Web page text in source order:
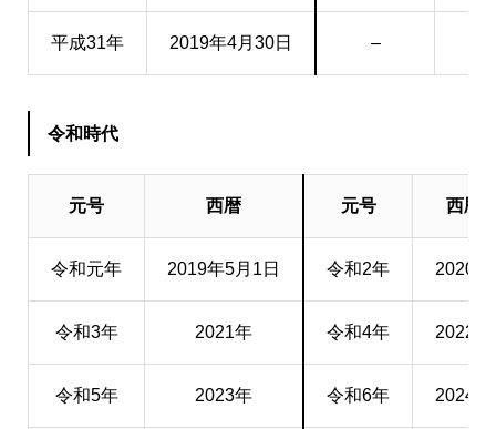
平成31年 2019年4月30日 –
令和時代
元号 西暦 元号 西暦
令和元年 2019年5月1日 令和2年 2020年
令和3年 2021年 令和4年 2022年
令和5年 2023年 令和6年 2024年